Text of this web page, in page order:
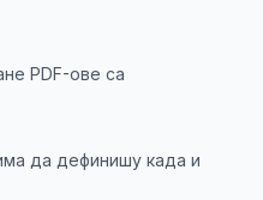
PDF-ове са
да дефинишу када и